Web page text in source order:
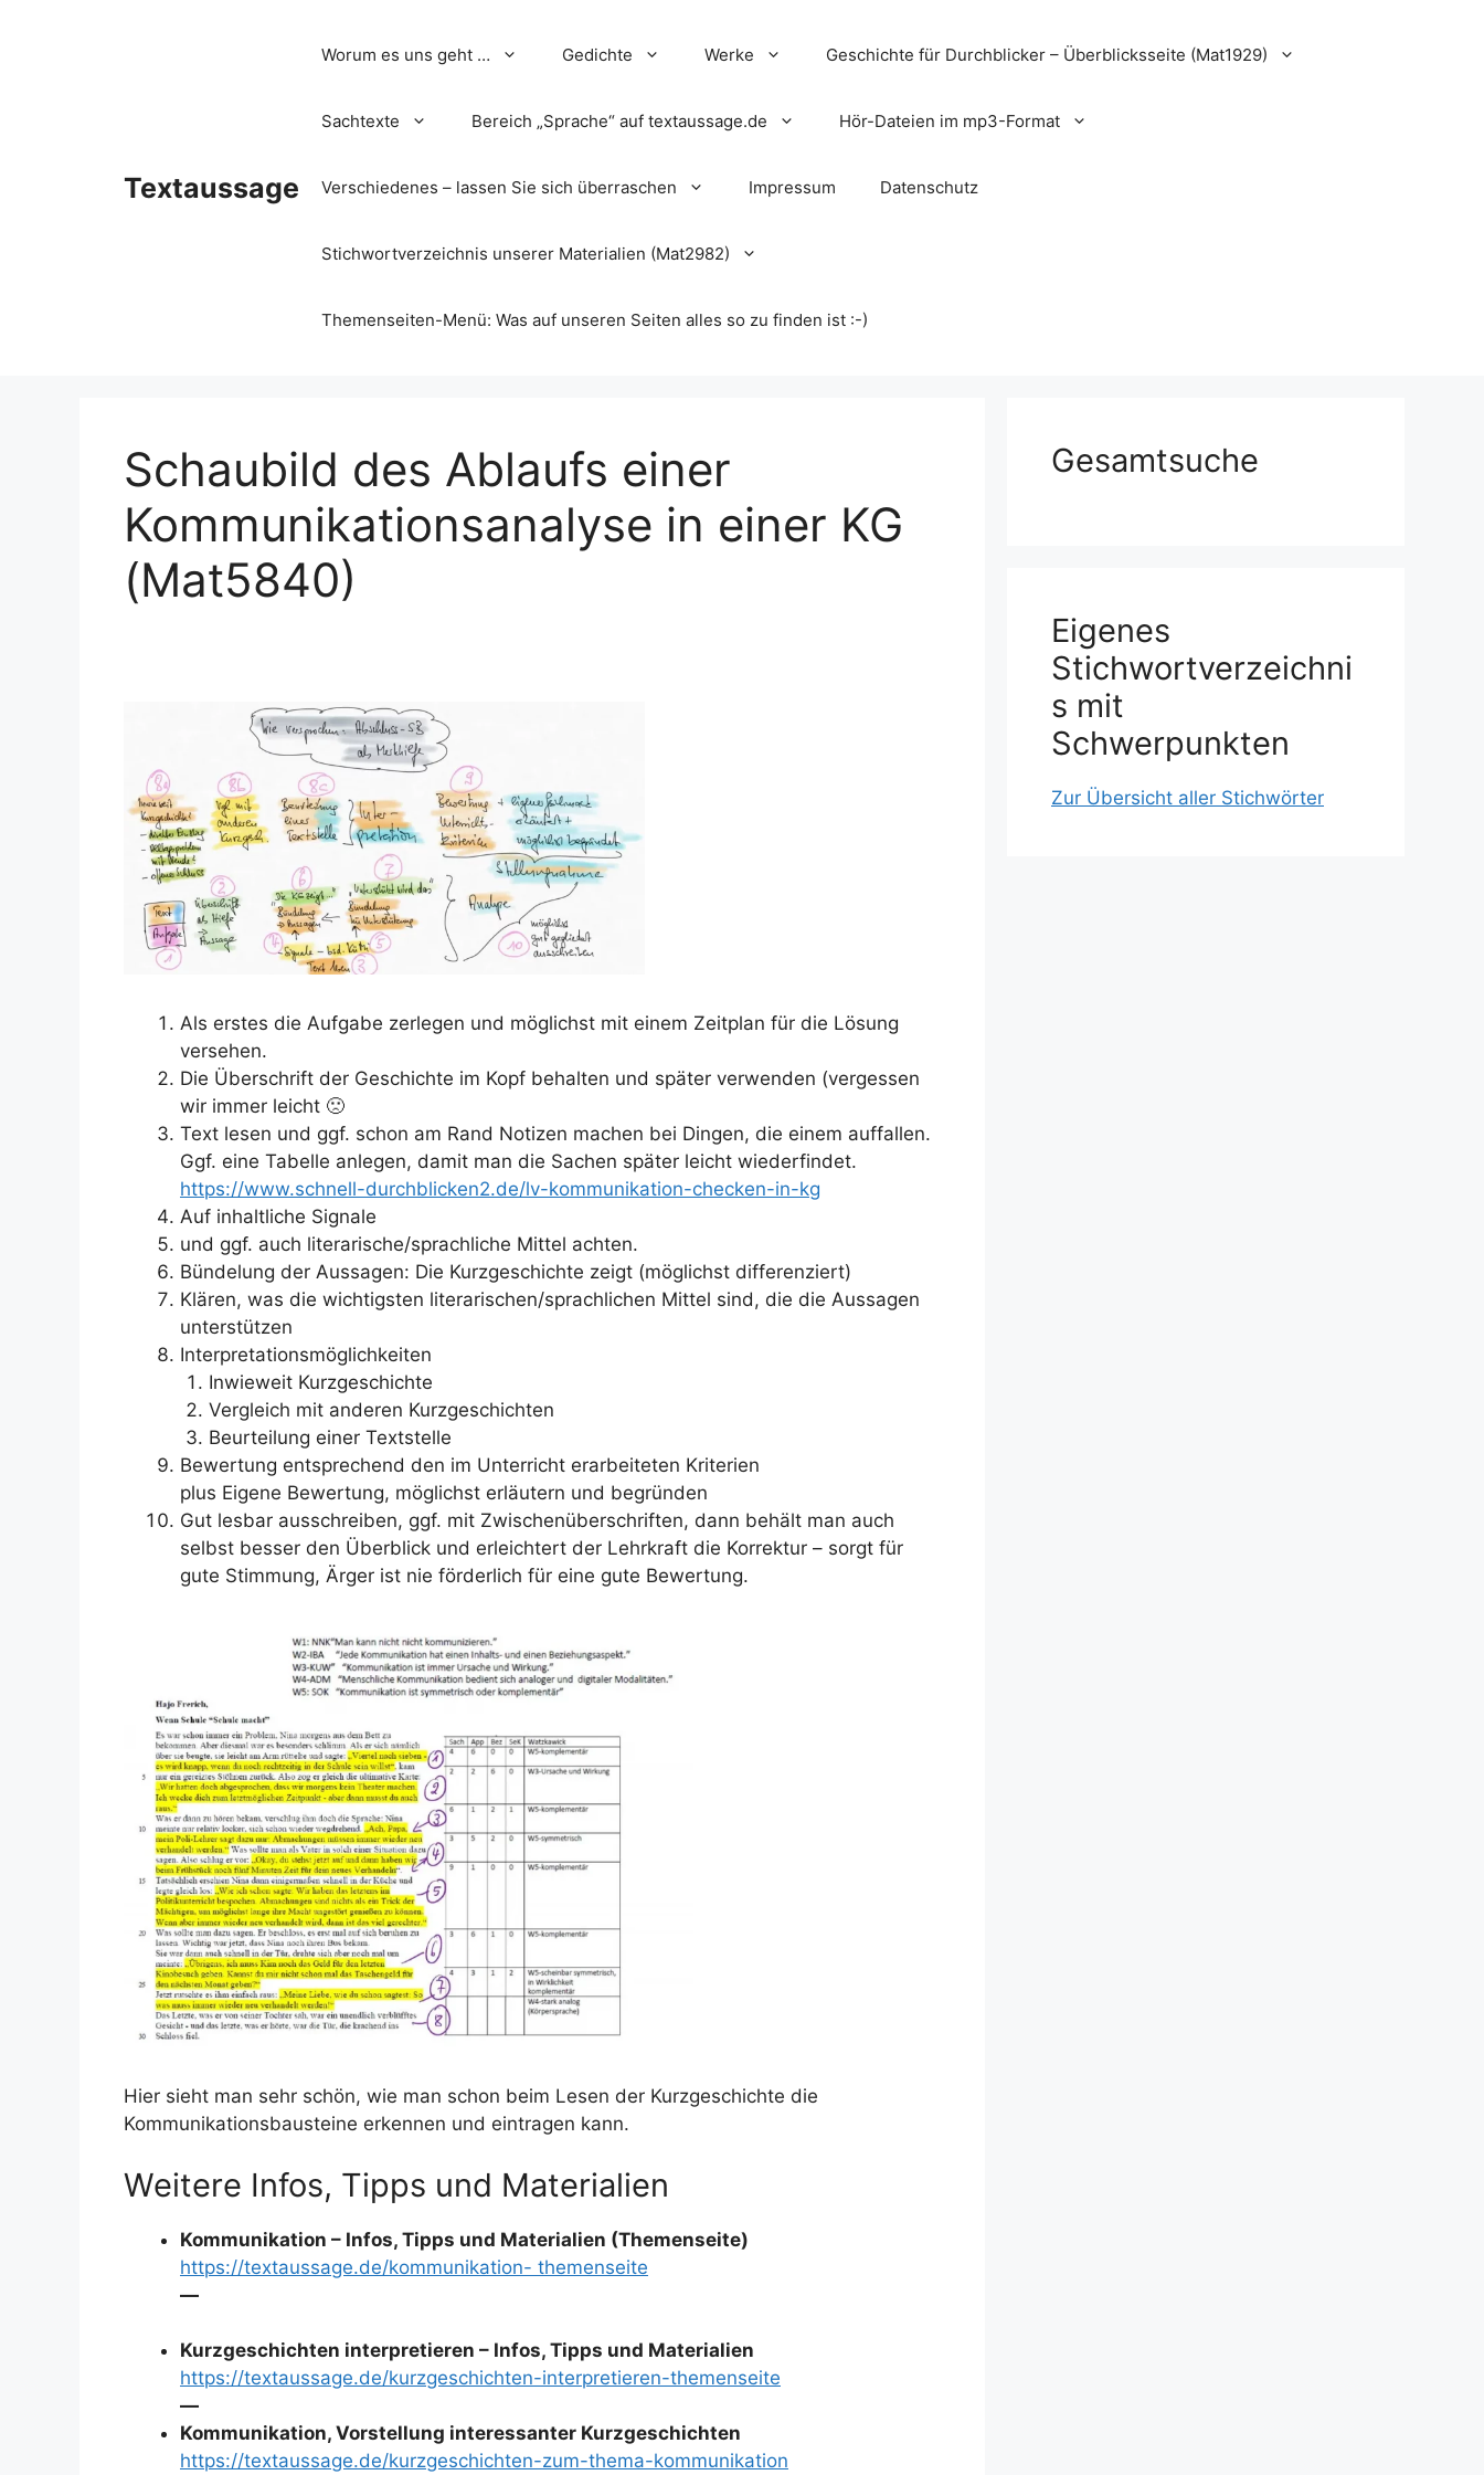
Textaussage
Worum es uns geht … Gedichte Werke Geschichte für Durchblicker – Überblicksseite (Mat1929)
Sachtexte Bereich „Sprache“ auf textaussage.de Hör-Dateien im mp3-Format
Verschiedenes – lassen Sie sich überraschen Impressum Datenschutz
Stichwortverzeichnis unserer Materialien (Mat2982)
Themenseiten-Menü: Was auf unseren Seiten alles so zu finden ist :-)
Schaubild des Ablaufs einer
Kommunikationsanalyse in einer KG
(Mat5840)
Als erstes die Aufgabe zerlegen und möglichst mit einem Zeitplan für die Lösung
versehen.
Die Überschrift der Geschichte im Kopf behalten und später verwenden (vergessen
wir immer leicht 🙁
Text lesen und ggf. schon am Rand Notizen machen bei Dingen, die einem auffallen.
Ggf. eine Tabelle anlegen, damit man die Sachen später leicht wiederfindet.
https://www.schnell-durchblicken2.de/lv-kommunikation-checken-in-kg
Auf inhaltliche Signale
und ggf. auch literarische/sprachliche Mittel achten.
Bündelung der Aussagen: Die Kurzgeschichte zeigt (möglichst differenziert)
Klären, was die wichtigsten literarischen/sprachlichen Mittel sind, die die Aussagen
unterstützen
Interpretationsmöglichkeiten
Inwieweit Kurzgeschichte
Vergleich mit anderen Kurzgeschichten
Beurteilung einer Textstelle
Bewertung entsprechend den im Unterricht erarbeiteten Kriterien
plus Eigene Bewertung, möglichst erläutern und begründen
Gut lesbar ausschreiben, ggf. mit Zwischenüberschriften, dann behält man auch
selbst besser den Überblick und erleichtert der Lehrkraft die Korrektur – sorgt für
gute Stimmung, Ärger ist nie förderlich für eine gute Bewertung.
Hier sieht man sehr schön, wie man schon beim Lesen der Kurzgeschichte die
Kommunikationsbausteine erkennen und eintragen kann.
Weitere Infos, Tipps und Materialien
Kommunikation – Infos, Tipps und Materialien (Themenseite)
https://textaussage.de/kommunikation- themenseite
—
Kurzgeschichten interpretieren – Infos, Tipps und Materialien
https://textaussage.de/kurzgeschichten-interpretieren-themenseite
—
Kommunikation, Vorstellung interessanter Kurzgeschichten
https://textaussage.de/kurzgeschichten-zum-thema-kommunikation
Gesamtsuche
Eigenes
Stichwortverzeichni
s mit
Schwerpunkten
Zur Übersicht aller Stichwörter